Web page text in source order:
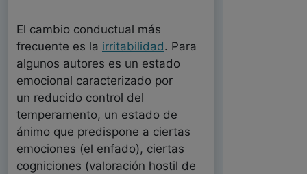
El cambio conductual más
frecuente es la irritabilidad. Para
algunos autores es un estado
emocional caracterizado por
un reducido control del
temperamento, un estado de
ánimo que predispone a ciertas
emociones (el enfado), ciertas
cogniciones (valoración hostil de